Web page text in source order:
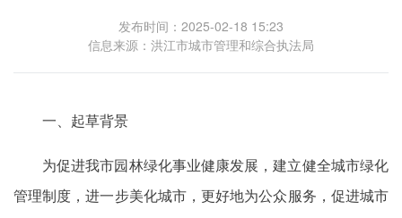
发布时间：2025-02-18 15:23
信息来源：洪江市城市管理和综合执法局
一、起草背景
为促进我市园林绿化事业健康发展，建立健全城市绿化
管理制度，进一步美化城市，更好地为公众服务，促进城市